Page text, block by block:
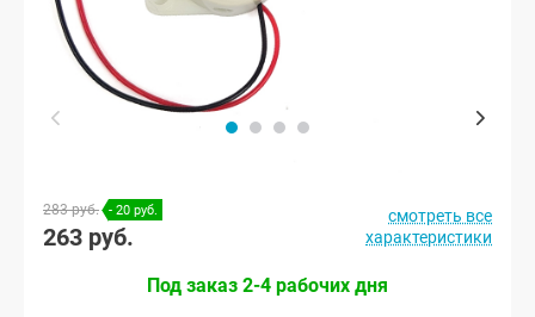
283 руб. - 20 руб.
263 руб.
смотреть все
характеристики
Под заказ 2-4 рабочих дня